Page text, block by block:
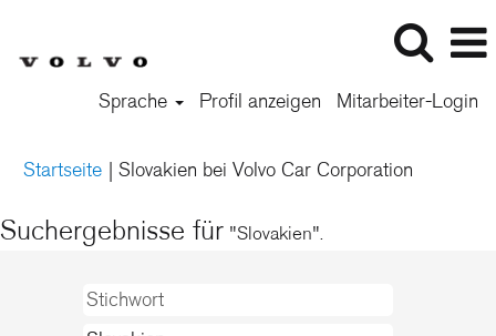
Sprache Profil anzeigen Mitarbeiter-Login
Startseite | Slovakien bei Volvo Car Corporation
Suchergebnisse für "Slovakien".